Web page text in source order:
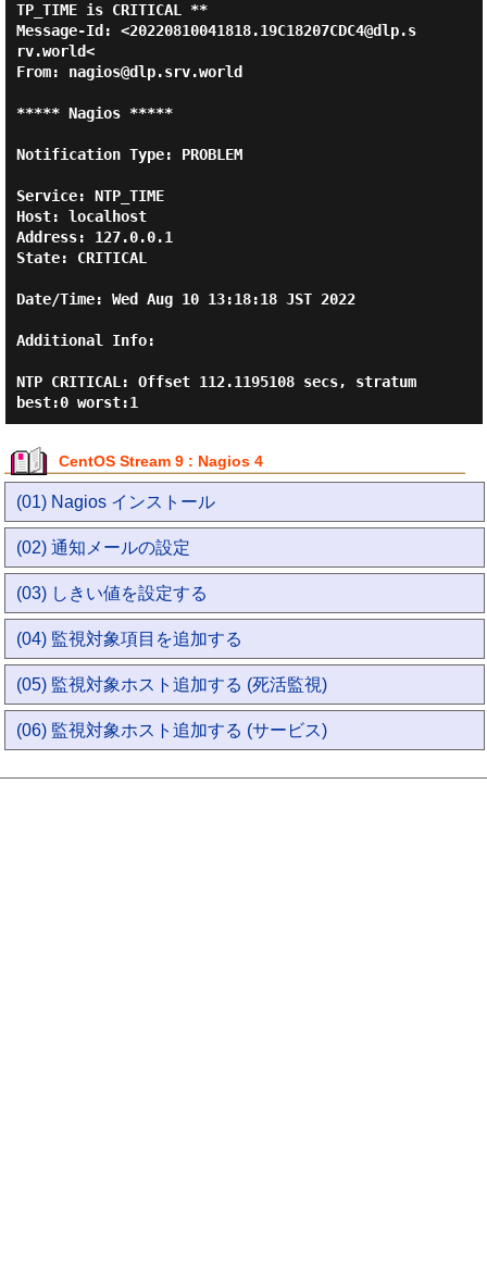
TP_TIME is CRITICAL **
Message-Id: <20220810041818.19C18207CDC4@dlp.s
rv.world<
From: nagios@dlp.srv.world
***** Nagios *****
Notification Type: PROBLEM
Service: NTP_TIME
Host: localhost
Address: 127.0.0.1
State: CRITICAL
Date/Time: Wed Aug 10 13:18:18 JST 2022
Additional Info:
NTP CRITICAL: Offset 112.1195108 secs, stratum
CentOS Stream 9 : Nagios 4
(01) Nagios インストール
(02) 通知メールの設定
(03) しきい値を設定する
(04) 監視対象項目を追加する
(05) 監視対象ホスト追加する (死活監視)
(06) 監視対象ホスト追加する (サービス)